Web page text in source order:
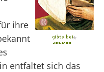
*
ihre
entfaltet sich das